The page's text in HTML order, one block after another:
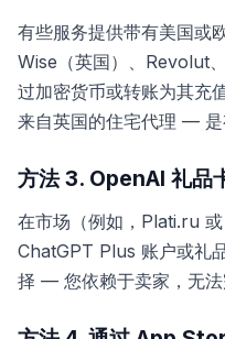
有些服务提供带有美国或
Wise（英国）、Revolut
过加密货币或转账为其充
来自英国的住宅代理 — 是
方法 3. OpenAI 礼品
在市场（例如，Plati.ru
ChatGPT Plus 账户或礼
择 — 您依赖于卖家，无法